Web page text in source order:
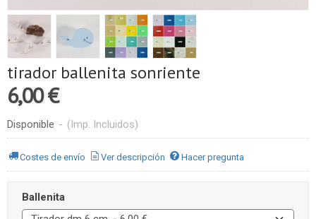
tirador ballenita sonriente
6,00 €
Disponible - (Imp. Incluidos)
Costes de envío Ver descripción Hacer pregunta
Ballenita